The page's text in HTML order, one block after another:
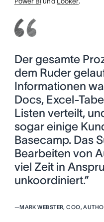
Der gesamte
dem Ruder
Informationen
Docs, Excel-
Listen verteilt,
sogar einige
Basecamp. Das
Bearbeiten von
viel Zeit in
unkoordiniert.”
—MARK WEBSTER, COO,